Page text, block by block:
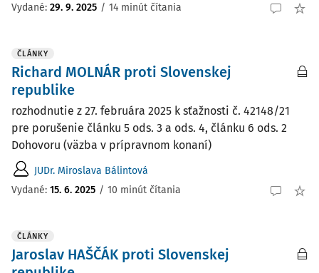
Vydané: 29. 9. 2025 / 14 minút čítania
ČLÁNKY
Richard MOLNÁR proti Slovenskej
republike
rozhodnutie z 27. februára 2025 k sťažnosti č. 42148/21
pre porušenie článku 5 ods. 3 a ods. 4, článku 6 ods. 2
Dohovoru (väzba v prípravnom konaní)
JUDr. Miroslava Bálintová
Vydané: 15. 6. 2025 / 10 minút čítania
ČLÁNKY
Jaroslav HAŠČÁK proti Slovenskej